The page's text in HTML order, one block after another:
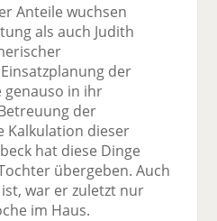
Anteile wuchsen
als auch Judith
der
genauso in ihr
der
Kalkulation dieser
hat diese Dinge
übergeben. Auch
war er zuletzt nur
im Haus.